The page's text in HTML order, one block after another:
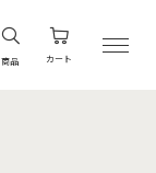
商品 カート